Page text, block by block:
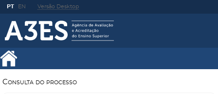
PT EN Versão Desktop
Consulta do processo